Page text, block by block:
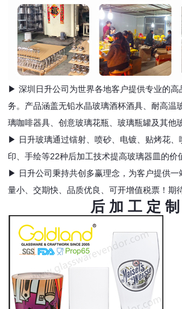
▶ 深圳日升公司为世界各地客户提供专业的高
务。产品涵盖无铅水晶玻璃酒杯酒具、耐高温
璃咖啡器具、创意玻璃花瓶、玻璃瓶罐及其
▶ 日升玻璃通过镭射、喷砂、电镀、贴烤花、
印、手绘等22种后加工技术提高玻璃器皿的价
▶ 日升公司秉持共创多赢理念，为客户提供一
量小、交期快、品质优良、可开增值税票！期
后 加 工 定 制